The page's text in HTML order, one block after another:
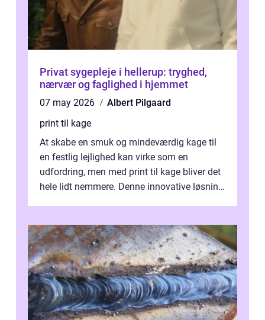
Privat sygepleje i hellerup: tryghed,
nærvær og faglighed i hjemmet
07 may 2026
Albert Pilgaard
print til kage
At skabe en smuk og mindeværdig kage til
en festlig lejlighed kan virke som en
udfordring, men med print til kage bliver det
hele lidt nemmere. Denne innovative løsning